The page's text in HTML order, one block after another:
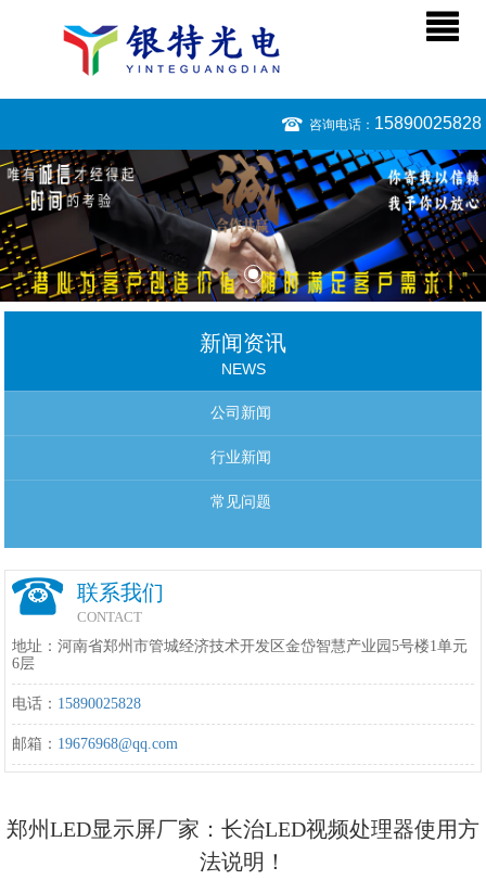
咨询电话： 15890025828
新闻资讯
NEWS
公司新闻
行业新闻
常见问题
联系我们
CONTACT
地址：河南省郑州市管城经济技术开发区金岱智慧产业园5号楼1单元
6层
电话： 15890025828
邮箱： 19676968@qq.com
郑州LED显示屏厂家：长治LED视频处理器使用方
法说明！